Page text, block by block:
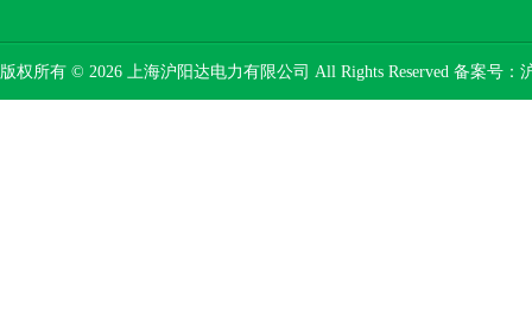
版权所有 © 2026 上海沪阳达电力有限公司 All Rights Reserved 备案号：